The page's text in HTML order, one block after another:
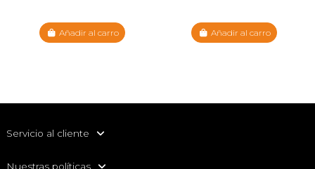
Añadir al carro Añadir al carro
Servicio al cliente
Nuestras políticas